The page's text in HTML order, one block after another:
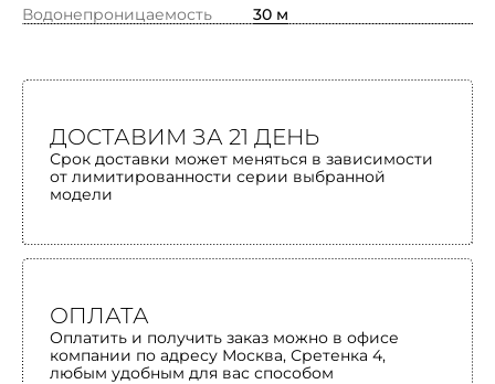
Водонепроницаемость
30 м
ДОСТАВИМ ЗА 21 ДЕНЬ
Срок доставки может меняться в зависимости
от лимитированности серии выбранной
модели
ОПЛАТА
Оплатить и получить заказ можно в офисе
компании по адресу Москва, Сретенка 4,
любым удобным для вас способом